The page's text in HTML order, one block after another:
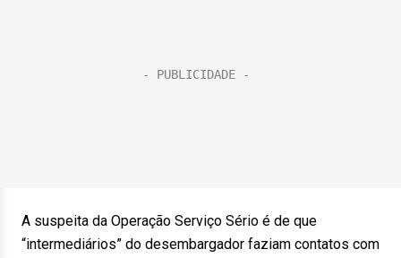
A suspeita da Operação Serviço Sério é de que
“intermediários” do desembargador faziam contatos com